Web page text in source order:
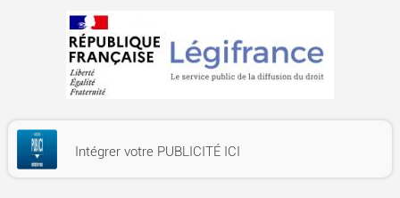
Intégrer votre PUBLICITÉ ICI